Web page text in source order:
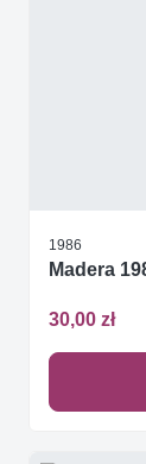
1986
Madera
30,00 zł